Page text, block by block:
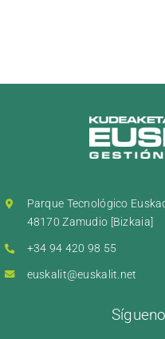
Parque Tecnológico
48170 Zamudio [Bizkaia]
+34 94 420 98 55
euskalit@euskalit.net